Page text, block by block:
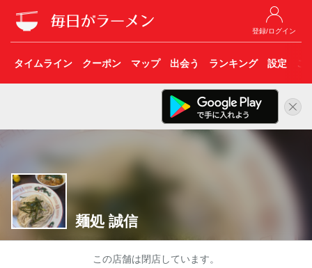
登録/ログイン
タイムライン クーポン マップ 出会う ランキング 設定 こ
麺処 誠信
この店舗は閉店しています。